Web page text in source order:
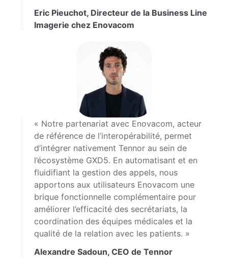
Eric Pieuchot, Directeur de la Business Line
Imagerie chez Enovacom
« Notre partenariat avec Enovacom, acteur
de référence de l’interopérabilité, permet
d’intégrer nativement Tennor au sein de
l’écosystème GXD5. En automatisant et en
fluidifiant la gestion des appels, nous
apportons aux utilisateurs Enovacom une
brique fonctionnelle complémentaire pour
améliorer l’efficacité des secrétariats, la
coordination des équipes médicales et la
qualité de la relation avec les patients. »
Alexandre Sadoun, CEO de Tennor